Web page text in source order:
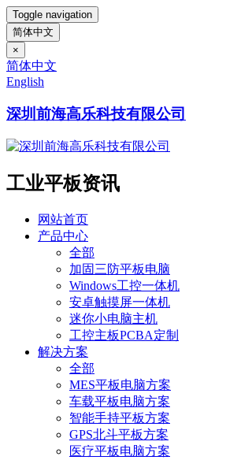
Toggle navigation
简体中文
×
简体中文
English
深圳前海高乐科技有限公司
工业平板资讯
网站首页
产品中心
全部
加固三防平板电脑
Windows工控一体机
安卓触摸屏一体机
迷你小电脑主机
工控主板PCBA定制
解决方案
全部
MES平板电脑方案
车载平板电脑方案
智能手持平板方案
GPS北斗平板方案
医疗平板电脑方案